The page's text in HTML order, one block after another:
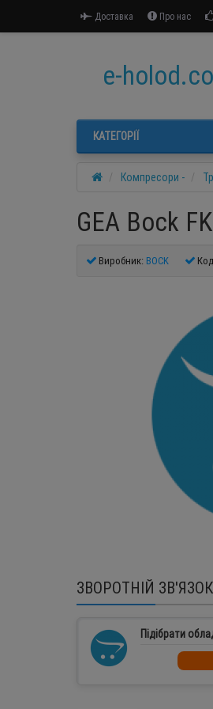
Доставка Про нас
e-
КАТЕГОРІЇ
Компресори -
GEA Bock
Виробник: BOCK
ЗВОРОТНІЙ ЗВ'ЯЗОК
Підібрати